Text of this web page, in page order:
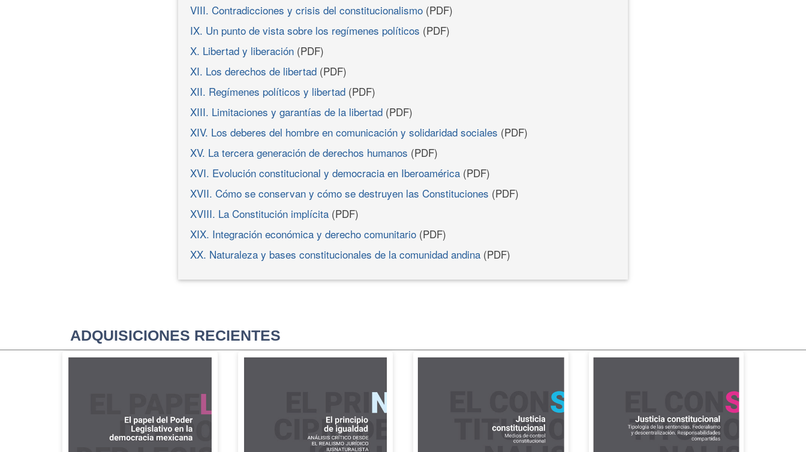
VIII. Contradicciones y crisis del constitucionalismo (PDF)
IX. Un punto de vista sobre los regímenes políticos (PDF)
X. Libertad y liberación (PDF)
XI. Los derechos de libertad (PDF)
XII. Regímenes políticos y libertad (PDF)
XIII. Limitaciones y garantías de la libertad (PDF)
XIV. Los deberes del hombre en comunicación y solidaridad sociales (PDF)
XV. La tercera generación de derechos humanos (PDF)
XVI. Evolución constitucional y democracia en Iberoamérica (PDF)
XVII. Cómo se conservan y cómo se destruyen las Constituciones (PDF)
XVIII. La Constitución implícita (PDF)
XIX. Integración económica y derecho comunitario (PDF)
XX. Naturaleza y bases constitucionales de la comunidad andina (PDF)
ADQUISICIONES RECIENTES